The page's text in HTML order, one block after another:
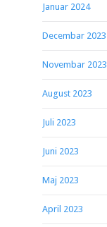
Januar 2024
Decembar 2023
Novembar 2023
August 2023
Juli 2023
Juni 2023
Maj 2023
April 2023